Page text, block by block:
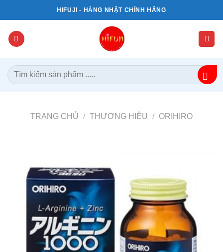
qua
dung
HIFUJI - HÀNG NHẬT CHÍNH HÃNG
Tìm
kiếm:
TRANG CHỦ / THƯƠNG HIỆU / ORIHIRO